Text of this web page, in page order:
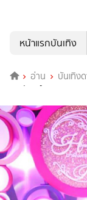
หน้าแรกบันเทิง
อ่าน บันเทิง
พระจันทร์